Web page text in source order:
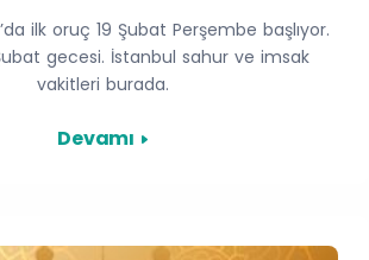
ilk oruç 19 Şubat Perşembe başlıyor.
gecesi. İstanbul sahur ve imsak
vakitleri burada.
Devamı